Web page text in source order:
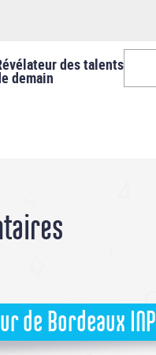
des talents
demain
de Bordeaux INP